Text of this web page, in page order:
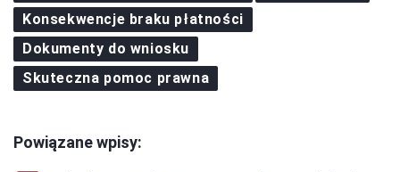
Konsekwencje braku płatności
Dokumenty do wniosku
Skuteczna pomoc prawna
Powiązane wpisy: